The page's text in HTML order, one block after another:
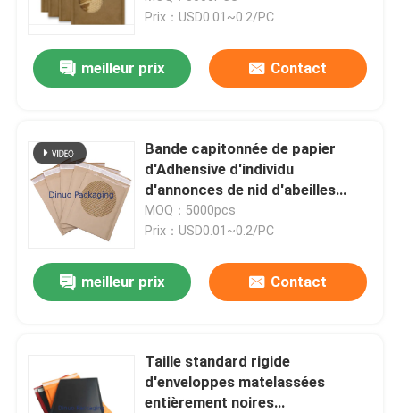
Prix：USD0.01~0.2/PC
meilleur prix Contact
Bande capitonnée de papier
d'Adhensive d'individu
d'annonces de nid d'abeilles
recyclable de Papier d'emballage
MOQ：5000pcs
Prix：USD0.01~0.2/PC
meilleur prix Contact
Taille standard rigide
d'enveloppes matelassées
entièrement noires